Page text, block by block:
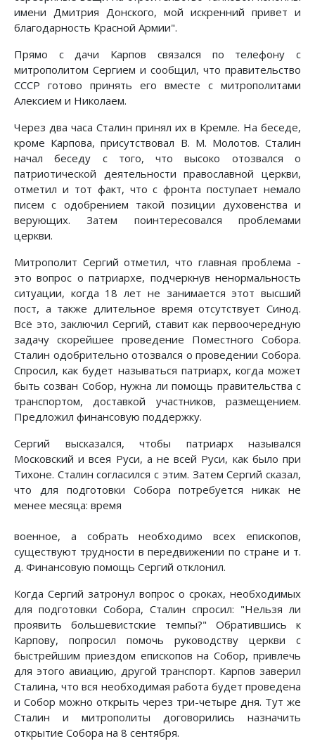
имени Дмитрия Донского, мой искренний привет и
благодарность Красной Армии".
Прямо с дачи Карпов связался по телефону с
митрополитом Сергием и сообщил, что правительство
СССР готово принять его вместе с митрополитами
Алексием и Николаем.
Через два часа Сталин принял их в Кремле. На беседе,
кроме Карпова, присутствовал В. М. Молотов. Сталин
начал беседу с того, что высоко отозвался о
патриотической деятельности православной церкви,
отметил и тот факт, что с фронта поступает немало
писем с одобрением такой позиции духовенства и
верующих. Затем поинтересовался проблемами
церкви.
Митрополит Сергий отметил, что главная проблема -
это вопрос о патриархе, подчеркнув ненормальность
ситуации, когда 18 лет не занимается этот высший
пост, а также длительное время отсутствует Синод.
Всё это, заключил Сергий, ставит как первоочередную
задачу скорейшее проведение Поместного Собора.
Сталин одобрительно отозвался о проведении Собора.
Спросил, как будет называться патриарх, когда может
быть созван Собор, нужна ли помощь правительства с
транспортом, доставкой участников, размещением.
Предложил финансовую поддержку.
Сергий высказался, чтобы патриарх назывался
Московский и всея Руси, а не всей Руси, как было при
Тихоне. Сталин согласился с этим. Затем Сергий сказал,
что для подготовки Собора потребуется никак не
менее месяца: время
военное, а собрать необходимо всех епископов,
существуют трудности в передвижении по стране и т.
д. Финансовую помощь Сергий отклонил.
Когда Сергий затронул вопрос о сроках, необходимых
для подготовки Собора, Сталин спросил: "Нельзя ли
проявить большевистские темпы?" Обратившись к
Карпову, попросил помочь руководству церкви с
быстрейшим приездом епископов на Собор, привлечь
для этого авиацию, другой транспорт. Карпов заверил
Сталина, что вся необходимая работа будет проведена
и Собор можно открыть через три-четыре дня. Тут же
Сталин и митрополиты договорились назначить
открытие Собора на 8 сентября.